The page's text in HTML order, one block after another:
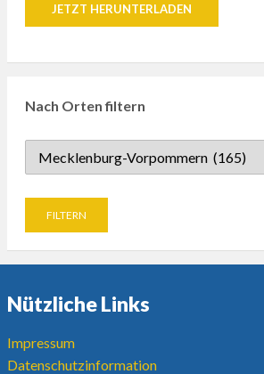
JETZT HERUNTERLADEN
Nach Orten filtern
Nützliche Links
Impressum
Datenschutzinformation